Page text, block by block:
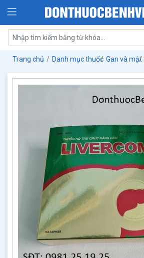
Trang chủ Danh mục thuốc Gan và mật